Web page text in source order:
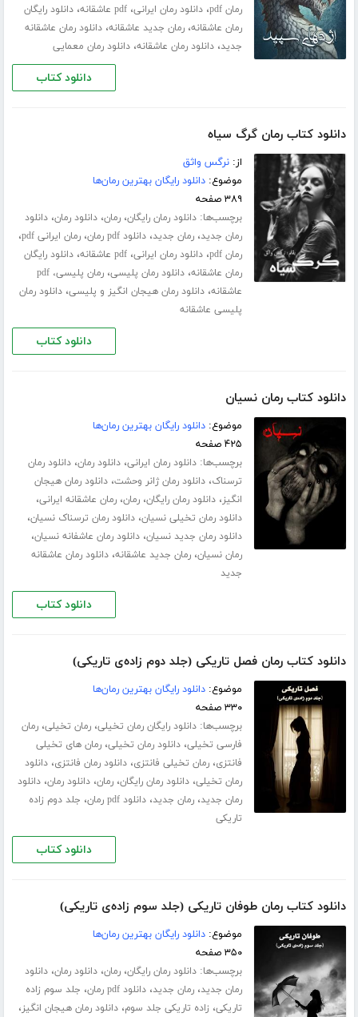
رمان pdf ،دانلود رمان ایرانی،pdf عاشقانه ،دانلود رایگان
رمان عاشقانه،رمان جدید عاشقانه،دانلود رمان عاشقانه
جدید،دانلود رمان عاشقانه،دانلود رمان معمایی
دانلود کتاب
دانلود کتاب رمان گرگ سیاه
از:نرگس واثق
موضوع:دانلود رایگان بهترین رمان‌ها
۳۸۹ صفحه
برچسب‌ها:دانلود رمان رایگان،رمان،دانلود رمان،دانلود
رمان جدید،رمان جدید،دانلود pdf رمان ،رمان ایرانی pdf ،
رمان pdf ،دانلود رمان ایرانی،pdf عاشقانه ،دانلود رایگان
رمان عاشقانه،دانلود رمان پلیسی،
رمان پلیسی، pdf
عاشقانه،دانلود رمان هیجان انگیز و پلیسی،دانلود رمان
پلیسی عاشقانه
دانلود کتاب
دانلود کتاب رمان نسیان
موضوع:دانلود رایگان بهترین رمان‌ها
۴۲۵ صفحه
برچسب‌ها:دانلود رمان ایرانی،دانلود رمان،دانلود رمان
ترسناک،دانلود رمان ژانر وحشت،دانلود رمان هیجان
انگیز،دانلود رمان رایگان،رمان،رمان عاشقانه ایرانی،
دانلود رمان تخیلی نسیان،دانلود رمان ترسناک نسیان،
دانلود رمان جدید نسیان،دانلود رمان عاشفانه نسیان،
رمان نسیان،رمان جدید عاشقانه،دانلود رمان عاشقانه
جدید
دانلود کتاب
دانلود کتاب رمان فصل تاریکی (جلد دوم زاده‌ی تاریکی)
موضوع:دانلود رایگان بهترین رمان‌ها
۳۳۰ صفحه
برچسب‌ها:دانلود رایگان رمان تخیلی،رمان تخیلی،رمان
فارسی تخیلی،دانلود رمان تخیلی،رمان های تخیلی
فانتزی،رمان تخیلی فانتزی،دانلود رمان فانتزی،دانلود
رمان تخیلی،دانلود رمان رایگان،رمان،دانلود رمان،دانلود
رمان جدید،رمان جدید،دانلود pdf رمان ، جلد دوم زاده
تاریکی
دانلود کتاب
دانلود کتاب رمان طوفان تاریکی (جلد سوم زاده‌ی تاریکی)
موضوع:دانلود رایگان بهترین رمان‌ها
۳۵۰ صفحه
برچسب‌ها:دانلود رمان رایگان،رمان،دانلود رمان،دانلود
رمان جدید،رمان جدید،دانلود pdf رمان ، جلد سوم زاده
تاریکی، زاده تاریکی جلد سوم،دانلود رمان هیجان انگیز،